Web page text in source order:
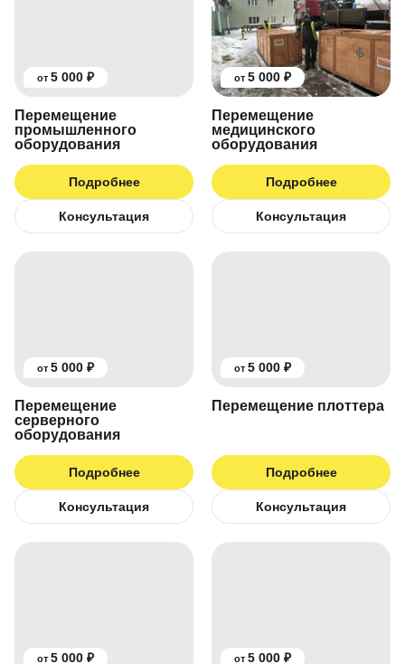
от 5 000 ₽
Перемещение
промышленного
оборудования
Подробнее
Консультация
от 5 000 ₽
Перемещение
медицинского
оборудования
Подробнее
Консультация
от 5 000 ₽
Перемещение
серверного
оборудования
Подробнее
Консультация
от 5 000 ₽
Перемещение плоттера
Подробнее
Консультация
от 5 000 ₽ от 5 000 ₽